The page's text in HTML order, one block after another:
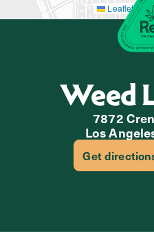
Leaflet|©
Weed
7872
Los
Get